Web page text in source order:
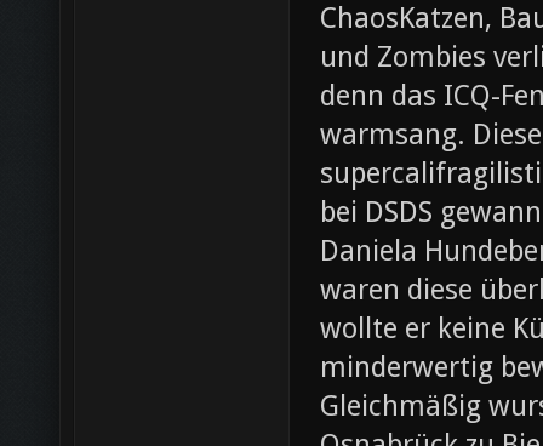
ChaosKatzen,
und Zombies
denn das ICQ-
warmsang.
bei DSDS
Daniela
waren diese
wollte er keine
minderwertig
Gleichmäßig